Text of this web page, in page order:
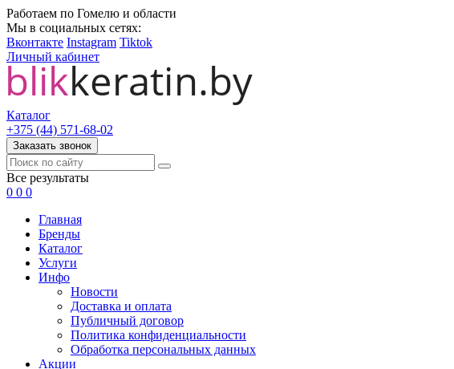
Работаем по Гомелю и области
Мы в социальных сетях:
Вконтакте Instagram Tiktok
Личный кабинет
Каталог
+375 (44) 571-68-02
Заказать звонок
Все результаты
0 0 0
Главная
Бренды
Каталог
Услуги
Инфо
Новости
Доставка и оплата
Публичный договор
Политика конфиденциальности
Обработка персональных данных
Акции